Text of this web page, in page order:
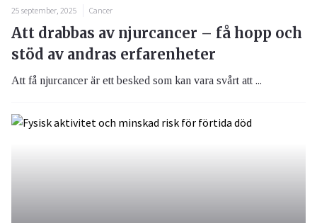
25 september, 2025 Cancer
Att drabbas av njurcancer – få hopp och
stöd av andras erfarenheter
Att få njurcancer är ett besked som kan vara svårt att ...